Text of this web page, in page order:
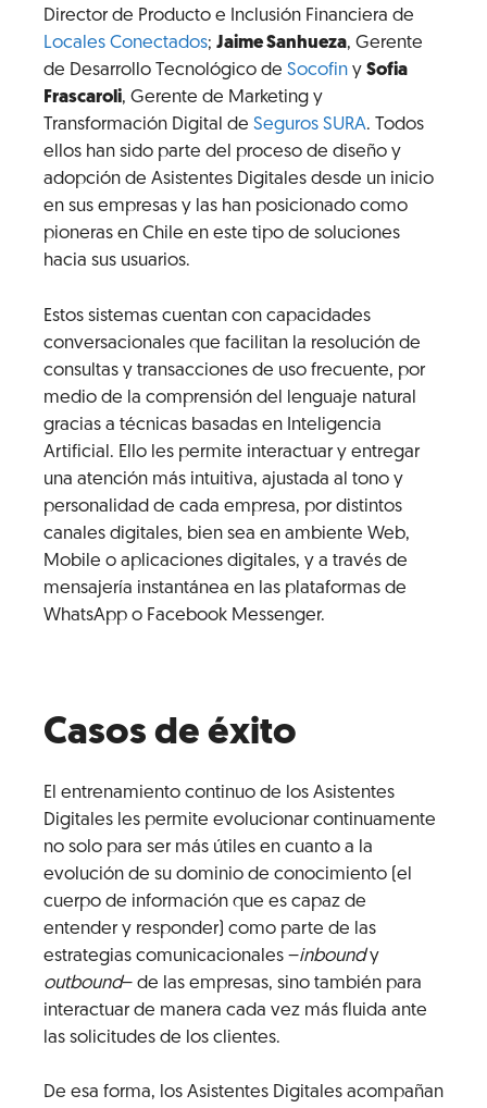
Director de Producto e Inclusión Financiera de
Locales Conectados; Jaime Sanhueza, Gerente
de Desarrollo Tecnológico de Socofin y Sofia
Frascaroli, Gerente de Marketing y
Transformación Digital de Seguros SURA. Todos
ellos han sido parte del proceso de diseño y
adopción de Asistentes Digitales desde un inicio
en sus empresas y las han posicionado como
pioneras en Chile en este tipo de soluciones
hacia sus usuarios.
Estos sistemas cuentan con capacidades
conversacionales que facilitan la resolución de
consultas y transacciones de uso frecuente, por
medio de la comprensión del lenguaje natural
gracias a técnicas basadas en Inteligencia
Artificial. Ello les permite interactuar y entregar
una atención más intuitiva, ajustada al tono y
personalidad de cada empresa, por distintos
canales digitales, bien sea en ambiente Web,
Mobile o aplicaciones digitales, y a través de
mensajería instantánea en las plataformas de
WhatsApp o Facebook Messenger.
Casos de éxito
El entrenamiento continuo de los Asistentes
Digitales les permite evolucionar continuamente
no solo para ser más útiles en cuanto a la
evolución de su dominio de conocimiento (el
cuerpo de información que es capaz de
entender y responder) como parte de las
estrategias comunicacionales –inboundy
outbound– de las empresas, sino también para
interactuar de manera cada vez más fluida ante
las solicitudes de los clientes.
De esa forma, los Asistentes Digitales acompañan